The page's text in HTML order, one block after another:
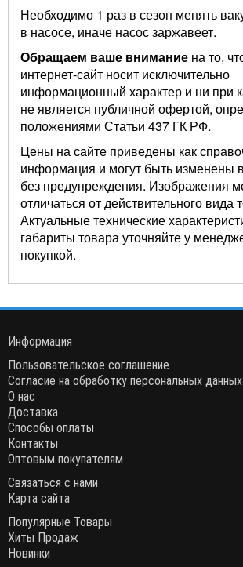
Необходимо 1 раз в сезон менять
в насосе, иначе насос заржавеет.
Обращаем ваше внимание на то,
интернет-сайт носит исключительно
информационный характер и ни при
не является публичной офертой,
положениями Статьи 437 ГК РФ.
Цены на сайте приведены как
информация и могут быть изменены
без предупреждения. Изображения
отличаться от действительного вида
Актуальные технические
габариты товара уточняйте у
покупкой.
Информация
Пользовательское соглашение
Согласие на обработку персональных данных
О нас
Доставка
Способы оплаты
Контакты
Оптовым покупателям
Связаться с нами
Карта сайта
Популярные Товары
Хиты Продаж
Новинки